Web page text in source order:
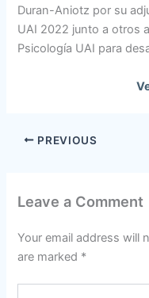
Duran-Aniotz por su
UAI 2022 junto a otros
Psicología UAI para
PREVIOUS
Leave a Comment
Your email address will
are marked *